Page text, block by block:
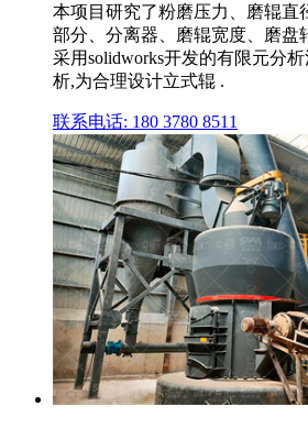
本项目研究了粉磨压力、磨辊直
部分、分离器、磨辊宽度、磨盘
采用solidworks开发的有限元分
析,为合理设计立式辊 .
联系电话: 180 3780 8511